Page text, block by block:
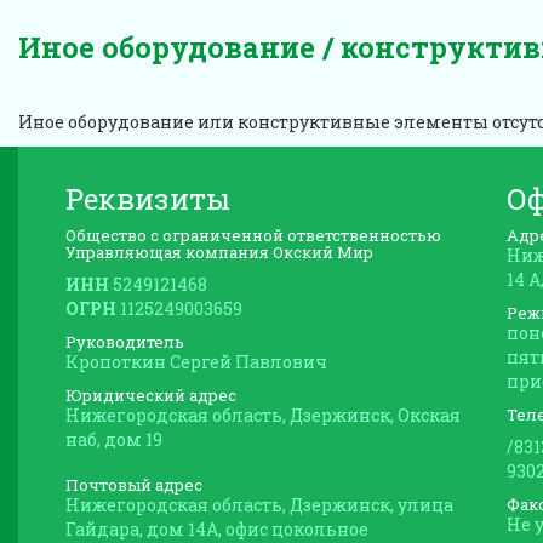
Иное оборудование /
Иное оборудование или конструктивные элементы
Реквизиты
Общество с ограниченной ответственностью
Управляющая компания Окский Мир
ИНН 5249121468
ОГРН 1125249003659
Руководитель
Кропоткин Сергей Павлович
Юридический адрес
Нижегородская область, Дзержинск, Окская
наб, дом 19
Почтовый адрес
Нижегородская область, Дзержинск, улица
Гайдара, дом 14А, офис цокольное
14
/
Не